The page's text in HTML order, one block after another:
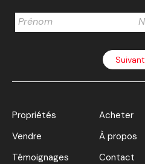
Suivant
Propriétés
Acheter
Vendre
À propos
Témoignages
Contact